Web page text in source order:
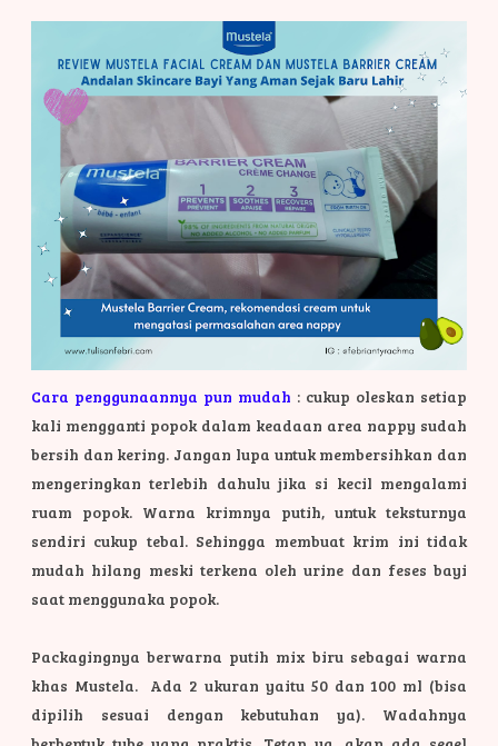
Cara penggunaannya pun mudah : cukup oleskan setiap
kali mengganti popok dalam keadaan area nappy sudah
bersih dan kering. Jangan lupa untuk membersihkan dan
mengeringkan terlebih dahulu jika si kecil mengalami
ruam popok. Warna krimnya putih, untuk teksturnya
sendiri cukup tebal. Sehingga membuat krim ini tidak
mudah hilang meski terkena oleh urine dan feses bayi
saat menggunaka popok.
Packagingnya berwarna putih mix biru sebagai warna
khas Mustela. Ada 2 ukuran yaitu 50 dan 100 ml (bisa
dipilih sesuai dengan kebutuhan ya). Wadahnya